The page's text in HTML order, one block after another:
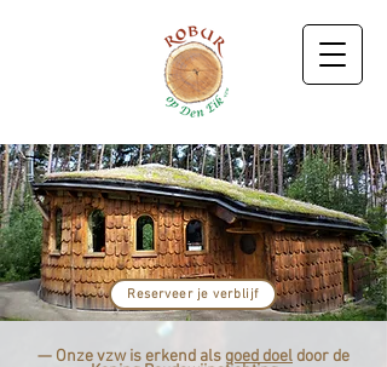
Reserveer je verblijf
Een plekje van verbinding
— Onze vzw is erkend alsgoed doel door de